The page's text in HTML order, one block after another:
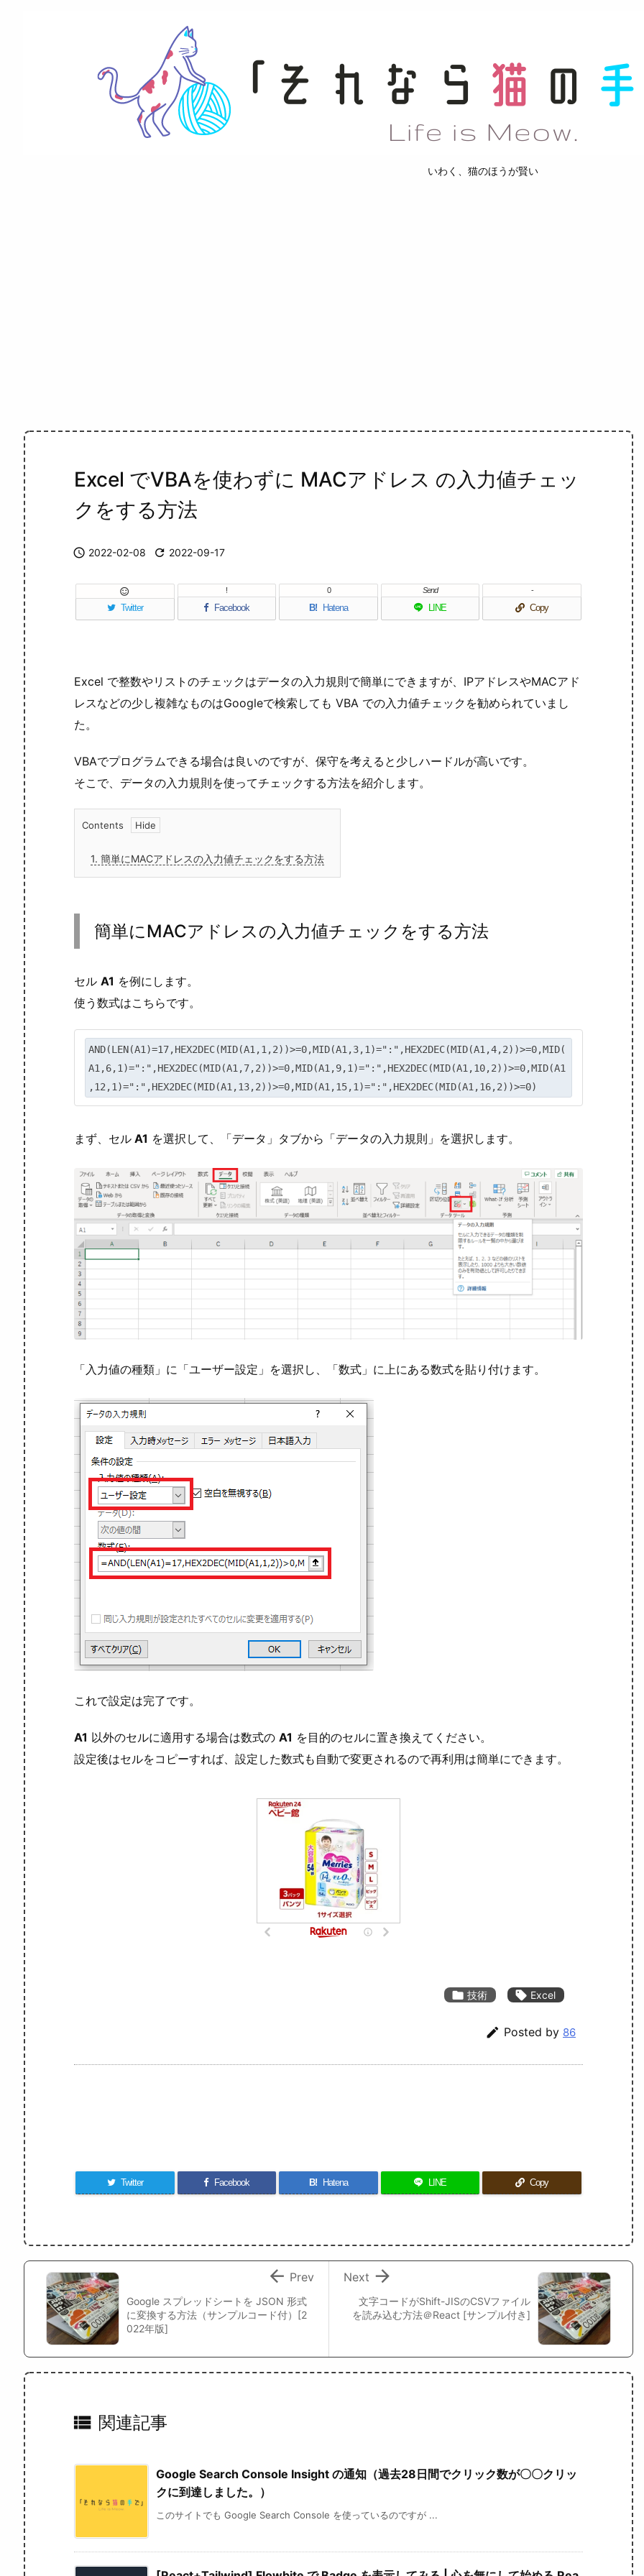
いわく、猫のほうが賢い
Excel でVBAを使わずに MACアドレス の入力値チェッ
クをする方法
 2022-02-08  2022-09-17
Twitter

Facebook
!
B! Hatena
0
LINE
Send
Copy
-
Excel で整数やリストのチェックはデータの入力規則で簡単にできますが、IPアドレスやMACアド
レスなどの少し複雑なものはGoogleで検索しても VBA での入力値チェックを勧められていまし
た。
VBAでプログラムできる場合は良いのですが、保守を考えると少しハードルが高いです。
そこで、データの入力規則を使ってチェックする方法を紹介します。
Contents
1. 簡単にMACアドレスの入力値チェックをする方法
簡単にMACアドレスの入力値チェックをする方法
セル A1 を例にします。
使う数式はこちらです。
AND(LEN(A1)=17,HEX2DEC(MID(A1,1,2))>=0,MID(A1,3,1)=":",HEX2DEC(MID(A1,4,2))>=0,MID(
A1,6,1)=":",HEX2DEC(MID(A1,7,2))>=0,MID(A1,9,1)=":",HEX2DEC(MID(A1,10,2))>=0,MID(A1
,12,1)=":",HEX2DEC(MID(A1,13,2))>=0,MID(A1,15,1)=":",HEX2DEC(MID(A1,16,2))>=0)
まず、セル A1 を選択して、「データ」タブから「データの入力規則」を選択します。
「入力値の種類」に「ユーザー設定」を選択し、「数式」に上にある数式を貼り付けます。
これで設定は完了です。
A1 以外のセルに適用する場合は数式の A1 を目的のセルに置き換えてください。
設定後はセルをコピーすれば、設定した数式も自動で変更されるので再利用は簡単にできます。
 技術  Excel
 Posted by 86
Twitter Facebook B! Hatena LINE Copy
文字コードがShift-JISのCSVファイル
を読み込む方法＠React [サンプル付き]

Next
Google スプレッドシートを JSON 形式
に変換する方法（サンプルコード付）[2
022年版]
 Prev
 関連記事
Google Search Console Insight の通知（過去28日間でクリック数が〇〇クリッ
クに到達しました。）
このサイトでも Google Search Console を使っているのですが ...